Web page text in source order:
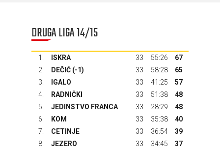
DRUGA LIGA 14/15
1. ISKRA 33 55:26
67
2.
DEČIĆ (-1) 33 58:28
65
3.
IGALO 33 41:25
57
4.
RADNIČKI 33 51:38
48
5.
JEDINSTVO FRANCA 33 28:29
48
6.
KOM 33 35:38
40
7.
CETINJE 33 36:54
39
8.
JEZERO 33 34:45
37